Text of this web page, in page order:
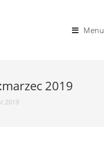
Menu
2019
2019